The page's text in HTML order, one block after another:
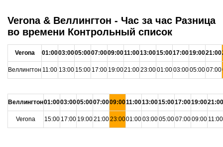
Verona & Веллингтон - Час за час Разница
во времени Контрольный список
Verona 01:0003:0005:0007:0009:0011:0013:0015:0017:0019:0021:00
Веллингтон 11:00 13:00 15:00 17:00 19:0021:0023:0001:0003:0005:0007:00
Веллингтон01:0003:0005:0007:0009:0011:0013:0015:0017:0019:0021:00
Verona 15:00 17:00 19:0021:0023:0001:0003:0005:0007:0009:00 11:00